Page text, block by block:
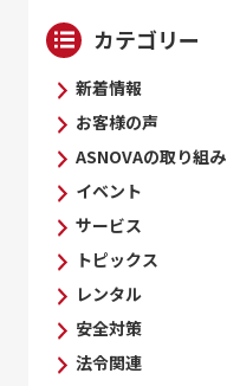
カテゴリー
新着情報
お客様の声
ASNOVAの取り組み
イベント
サービス
トピックス
レンタル
安全対策
法令関連